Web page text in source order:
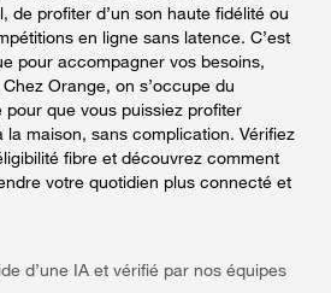
de profiter d’un son haute fidélité ou
en ligne sans latence. C’est
pour accompagner vos besoins,
Orange, on s’occupe du
que vous puissiez profiter
la maison, sans complication. Vérifiez
fibre et découvrez comment
votre quotidien plus connecté et
d’une IA et vérifié par nos équipes